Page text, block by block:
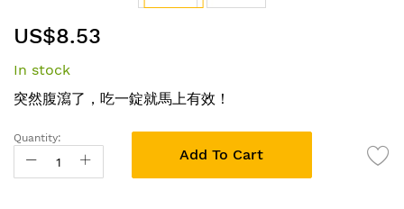
to
beginning
of
images
gallery
US$8.53
In stock
突然腹瀉了，吃一錠就馬上有效！
Quantity:
Add To Cart